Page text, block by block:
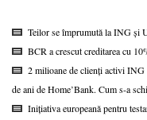
Teilor se împrumută la ING și
BCR a crescut creditarea cu
2 milioane de clienți activi
de ani de Home’Bank. Cum s-a
Inițiativa europeană pentru